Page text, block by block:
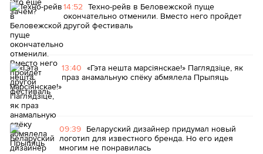
14:52 Техно-рейв в Беловежской пуще
окончательно отменили. Вместо него пройдет
другой фестиваль
13:40 «Гэта нешта марсіянскае!» Паглядзіце, як
праз анамальную спёку абмялела Прыпяць
09:39 Беларуский дизайнер придумал новый
логотип для известного бренда. Но его идея
многим не понравилась